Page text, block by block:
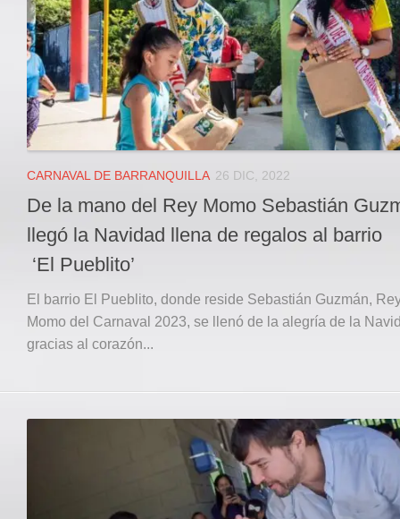
CARNAVAL DE BARRANQUILLA 26 DIC, 2022
De la mano del Rey Momo Sebastián
llegó la Navidad llena de regalos al barrio
‘El Pueblito’
El barrio El Pueblito, donde reside Sebastián Guzmán,
Momo del Carnaval 2023, se llenó de la alegría de la
gracias al corazón...